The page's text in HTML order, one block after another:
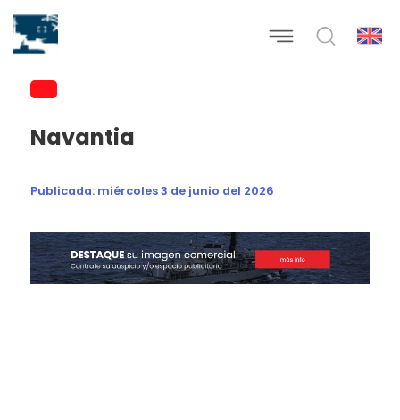
Navantia
Publicada: miércoles 3 de junio del 2026